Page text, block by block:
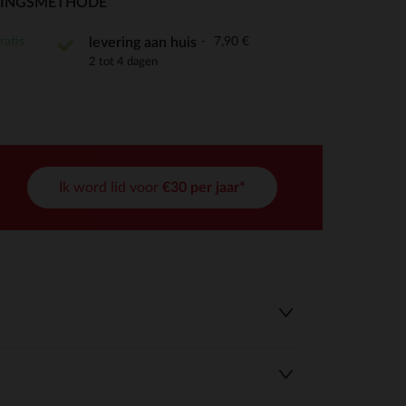
aan te passen en te beheren, en zorgt ervoor dat aan
levering aan huis 7,90 €
2 tot 4 dagen
Ik word lid voor €30 per jaar*